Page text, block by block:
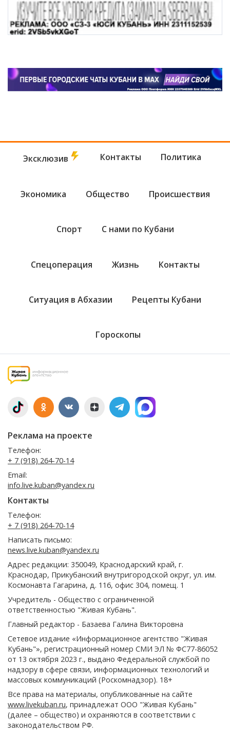
Эксклюзив Контакты Политика
Экономика Общество Происшествия
Спорт С нами по Кубани
Спецоперация Жизнь Контакты
Ситуация в Абхазии Рецепты Кубани
Гороскопы
Реклама на проекте
Телефон:
+ 7 (918) 264-70-14
Email:
info.live.kuban@yandex.ru
Контакты
Телефон:
+ 7 (918) 264-70-14
Написать письмо:
news.live.kuban@yandex.ru
Адрес редакции: 350049, Краснодарский край, г.
Краснодар, Прикубанский внутригородской округ, ул. им.
Космонавта Гагарина, д. 116, офис 304, помещ. 1
Учредитель - Общество с ограниченной
ответственностью "Живая Кубань".
Главный редактор - Базаева Галина Викторовна
Сетевое издание «Информационное агентство "Живая
Кубань"», регистрационный номер СМИ ЭЛ № ФС77-86052
от 13 октября 2023 г., выдано Федеральной службой по
надзору в сфере связи, информационных технологий и
массовых коммуникаций (Роскомнадзор). 18+
Все права на материалы, опубликованные на сайте
www.livekuban.ru, принадлежат ООО "Живая Кубань"
(далее – общество) и охраняются в соответствии с
законодательством РФ.